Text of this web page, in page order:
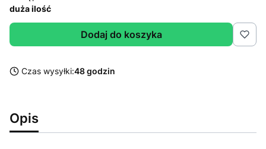
duża ilość
Dodaj do koszyka
Czas wysyłki:48 godzin
Opis